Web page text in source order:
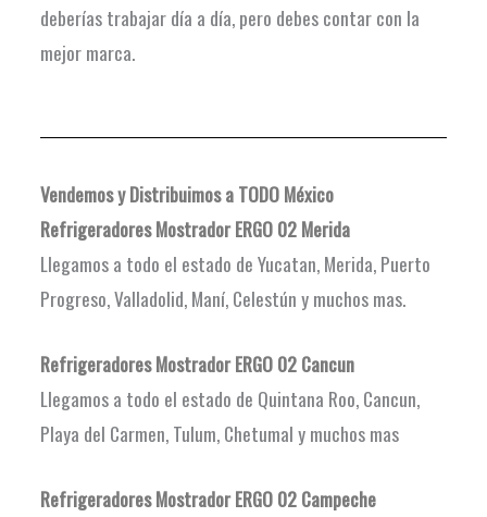
deberías trabajar día a día, pero debes contar con la
mejor marca.
Vendemos y Distribuimos a TODO México
Refrigeradores Mostrador ERGO 02 Merida
Llegamos a todo el estado de Yucatan, Merida, Puerto
Progreso, Valladolid, Maní, Celestún y muchos mas.
Refrigeradores Mostrador ERGO 02 Cancun
Llegamos a todo el estado de Quintana Roo, Cancun,
Playa del Carmen, Tulum, Chetumal y muchos mas
Refrigeradores Mostrador ERGO 02 Campeche